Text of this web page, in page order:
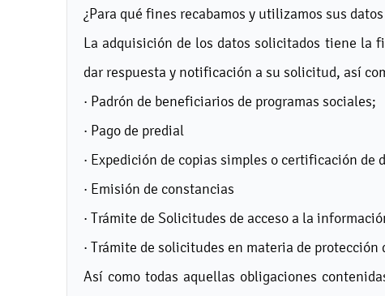
¿Para qué fines recabamos y utilizamos sus
La adquisición de los datos solicitados tiene la
dar respuesta y notificación a su solicitud, así
· Padrón de beneficiarios de programas sociales;
· Pago de predial
· Expedición de copias simples o certificación de
· Emisión de constancias
· Trámite de Solicitudes de acceso a la
· Trámite de solicitudes en materia de protección
Así como todas aquellas obligaciones